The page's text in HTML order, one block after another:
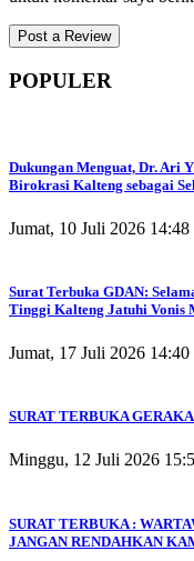
POPULER
Dukungan Menguat, Dr. Ari
Birokrasi Kalteng sebagai
Jumat, 10 Juli 2026 14:48
Surat Terbuka GDAN:
Tinggi Kalteng Jatuhi Vonis
Jumat, 17 Juli 2026 14:40
SURAT TERBUKA
Minggu, 12 Juli 2026
SURAT TERBUKA :
JANGAN RENDAHKAN